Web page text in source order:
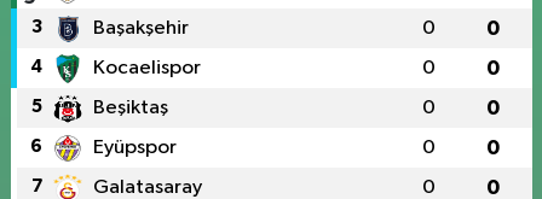
3 Başakşehir 0 0
4 Kocaelispor 0 0
5 Beşiktaş 0 0
6 Eyüpspor 0 0
7 Galatasaray 0 0